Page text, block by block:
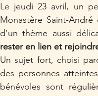
Le jeudi 23 avril, un
Monastère Saint-
d’un thème aussi
rester en lien et
Un sujet fort, choisi
des personnes
bénévoles sont